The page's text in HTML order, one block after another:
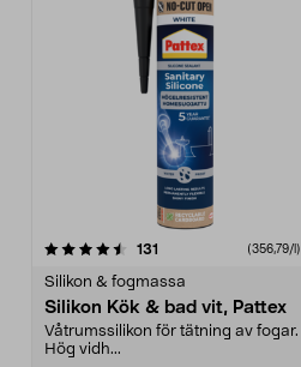
131 (356,79/l)
Silikon & fogmassa
Silikon Kök & bad vit, Pattex
Våtrumssilikon för tätning av fogar.
Hög vidh...
4.5 av 5 stjärnor